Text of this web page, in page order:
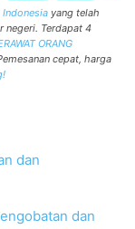
yang telah
negeri. Terdapat 4
ORANG
cepat, harga
dan
dan